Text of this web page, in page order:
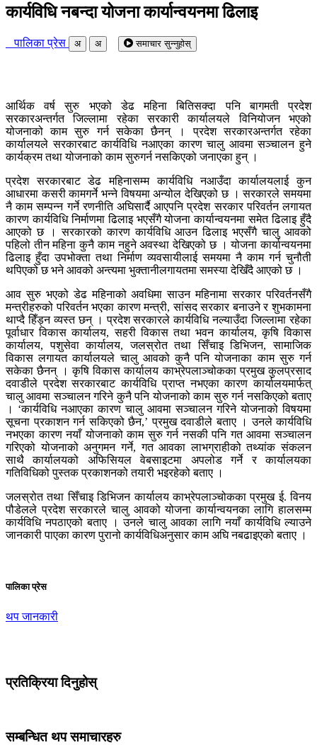
कार्यविधि नबन्दा योजना कार्यान्वयनमा ढिलाइ
पालिका प्रेस अ अ समाचार सुन्नुहोस्
आर्थिक वर्ष सुरु भएको डेढ महिना बितिसक्दा पनि बागमती प्रदेश
सरकारअन्तर्गत जिल्लामा रहेका सरकारी कार्यालयले विनियोजन भएको
योजनाको काम सुरु गर्न सकेका छैनन् । प्रदेश सरकारअन्तर्गत रहेका
कार्यालयले सरकारबाट कार्यविधि नआएका कारण चालु आवमा सञ्चालन हुने
कार्यक्रम तथा योजनाको काम सुरुगर्न नसकिएको जनाएका हुन् ।
प्रदेश सरकारबाट डेढ महिनासम्म कार्यविधि नआउँदा कार्यालयलाई कुन
आधारमा कसरी कामगर्ने भन्ने विषयमा अन्योल देखिएको छ । सरकारले समयमा
नै काम सम्पन्न गर्ने रणनीति अघिसार्दै आएपनि प्रदेश सरकार परिवर्तन लगायत
कारण कार्यविधि निर्माणमा ढिलाइ भएसँगै योजना कार्यान्वयनमा समेत ढिलाइ हुँदै
आएको छ । सरकारको कारण कार्यविधि आउन ढिलाइ भएसँगै चालु आवको
पहिलो तीन महिना कुनै काम नहुने अवस्था देखिएको छ । योजना कार्यान्वयनमा
ढिलाइ हुँदा उपभोक्ता तथा निर्माण व्यवसायीलाई समयमा नै काम गर्न चुनौती
थपिएको छ भने आवको अन्त्यमा भुक्तानीलगायतमा समस्या देखिँदै आएको छ ।
आव सुरु भएको डेढ महिनाको अवधिमा साउन महिनामा सरकार परिवर्तनसँगै
मन्त्रीहरुको परिवर्तन भएका कारण मन्त्री, सांसद सरकार बनाउने र शुभकामना
थाप्दै हिँड्न व्यस्त छन् । प्रदेश सरकारले कार्यविधि नल्याउँदा जिल्लामा रहेका
पूर्वाधार विकास कार्यालय, सहरी विकास तथा भवन कार्यालय, कृषि विकास
कार्यालय, पशुसेवा कार्यालय, जलस्रोत तथा सिँचाइ डिभिजन, सामाजिक
विकास लगायत कार्यालयले चालु आवको कुनै पनि योजनाका काम सुरु गर्न
सकेका छैनन् । कृषि विकास कार्यालय काभ्रेपलाञ्चोकका प्रमुख कुलप्रसाद
दवाडीले प्रदेश सरकारबाट कार्यविधि प्राप्त नभएका कारण कार्यालयमार्फत्
चालु आवमा सञ्चालन गरिने कुनै पनि योजनाको काम सुरु गर्न नसकिएको बताए
। ‘कार्यविधि नआएका कारण चालु आवमा सञ्चालन गरिने योजनाको विषयमा
सूचना प्रकाशन गर्न सकिएको छैन,’ प्रमुख दवाडीले बताए । उनले कार्यविधि
नभएका कारण नयाँ योजनाको काम सुरु गर्न नसकी पनि गत आवमा सञ्चालन
गरिएको योजनाको अनुगमन गर्ने, गत आवका लाभग्राहीको तथ्यांक संकलन
साथै कार्यालयको अफिसियल वेबसाइटमा अपलोड गर्ने र कार्यालयका
गतिविधिको पुस्तक प्रकाशनको तयारी भइरहेको बताए ।
जलस्रोत तथा सिँचाइ डिभिजन कार्यालय काभ्रेपलाञ्चोकका प्रमुख ई. विनय
पौडेलले प्रदेश सरकारले चालु आवको योजना कार्यान्वयनका लागि हालसम्म
कार्यविधि नपठाएको बताए । उनले चालु आवका लागि नयाँ कार्यविधि ल्याउने
जानकारी पाएका कारण पुरानो कार्यविधिअनुसार काम अघि नबढाइएको बताए ।
पालिका प्रेस
थप जानकारी
प्रतिक्रिया दिनुहोस्
सम्बन्धित थप समाचारहरु